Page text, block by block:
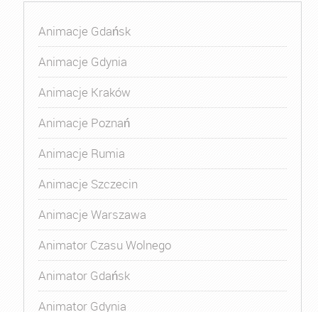
Animacje Gdańsk
Animacje Gdynia
Animacje Kraków
Animacje Poznań
Animacje Rumia
Animacje Szczecin
Animacje Warszawa
Animator Czasu Wolnego
Animator Gdańsk
Animator Gdynia